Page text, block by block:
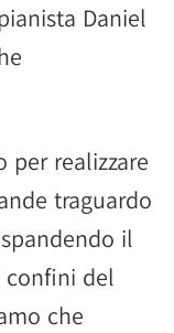
Daniel
per realizzare
traguardo
il
del
che